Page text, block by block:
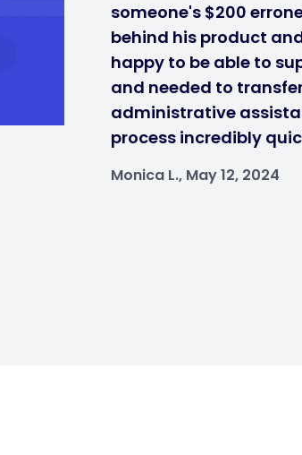
someone's $200
behind his product
happy to be able to
and needed to
administrative
process incredibly
Monica L., May 12, 2024